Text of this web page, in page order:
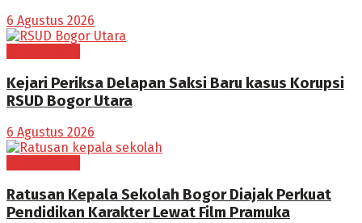
6 Agustus 2026
Kejari Periksa Delapan Saksi Baru kasus Korupsi
RSUD Bogor Utara
6 Agustus 2026
Ratusan Kepala Sekolah Bogor Diajak Perkuat
Pendidikan Karakter Lewat Film Pramuka